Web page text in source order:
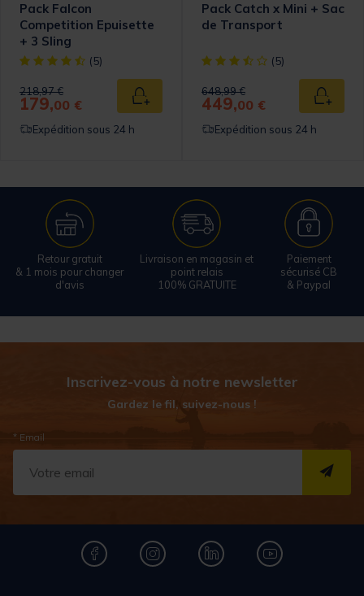
Rating
panier
Pack Falcon
Competition Epuisette
+ 3 Sling
[object Object] out of 5 Customer Rating
(5)
Price reduced from
218,97 €to
179,00 € Ajouter au panier
Expédition sous 24 h
Pack Catch x Mini + Sac
de Transport
[object Object] out of 5
(5)
Price reduced from
648,99 €to
449,00 €
Expédition sous 24 h
Retour gratuit
& 1 mois pour changer
d'avis
Livraison en magasin et
point relais
100% GRATUITE
Paiement
sécurisé CB
& Paypal
Inscrivez-vous à notre newsletter
Gardez le fil, suivez-nous !
* Email